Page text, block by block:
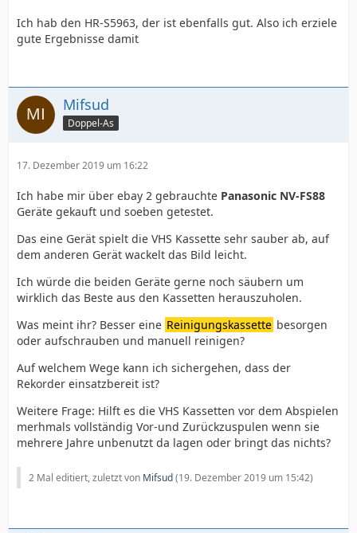
Ich hab den HR-S5963, der ist ebenfalls gut. Also ich erziele
gute Ergebnisse damit
Mifsud
Doppel-As
17. Dezember 2019 um 16:22
Ich habe mir über ebay 2 gebrauchte Panasonic NV-FS88
Geräte gekauft und soeben getestet.
Das eine Gerät spielt die VHS Kassette sehr sauber ab, auf
dem anderen Gerät wackelt das Bild leicht.
Ich würde die beiden Geräte gerne noch säubern um
wirklich das Beste aus den Kassetten herauszuholen.
Was meint ihr? Besser eine Reinigungskassette besorgen
oder aufschrauben und manuell reinigen?
Auf welchem Wege kann ich sichergehen, dass der
Rekorder einsatzbereit ist?
Weitere Frage: Hilft es die VHS Kassetten vor dem Abspielen
merhmals vollständig Vor-und Zurückzuspulen wenn sie
mehrere Jahre unbenutzt da lagen oder bringt das nichts?
2 Mal editiert, zuletzt von Mifsud(19. Dezember 2019 um 15:42)